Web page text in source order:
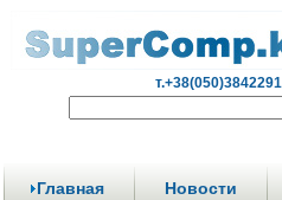
т.+38(050)3842291
Главная Новости